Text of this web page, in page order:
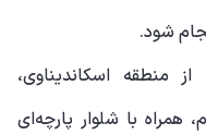
شود.
از منطقه اسکاندیناوی،
همراه با شلوار پارچه‌ای